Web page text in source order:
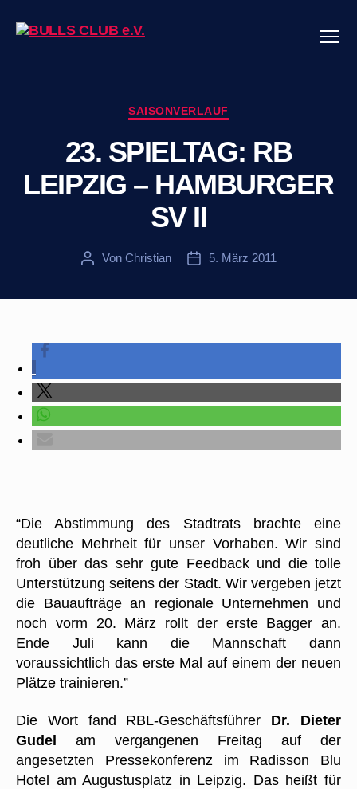
Kategorien
SAISONVERLAUF
23. SPIELTAG: RB
LEIPZIG – HAMBURGER
SV II
Beitragsautor
Von Christian Veröffentlichungsdatum
5. März 2011
“Die Abstimmung des Stadtrats brachte eine
deutliche Mehrheit für unser Vorhaben. Wir sind
froh über das sehr gute Feedback und die tolle
Unterstützung seitens der Stadt. Wir vergeben jetzt
die Bauaufträge an regionale Unternehmen und
noch vorm 20. März rollt der erste Bagger an.
Ende Juli kann die Mannschaft dann
voraussichtlich das erste Mal auf einem der neuen
Plätze trainieren.”
Die Wort fand RBL-Geschäftsführer Dr. Dieter
Gudel
am vergangenen Freitag auf der
angesetzten Pressekonferenz im Radisson Blu
Hotel am Augustusplatz in Leipzig. Das heißt für